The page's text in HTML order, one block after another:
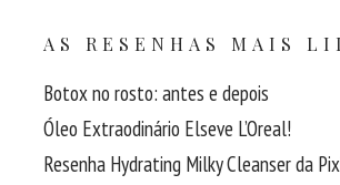
AS RESENHAS MAIS
Botox no rosto: antes e depois
Óleo Extraodinário Elseve L’Oreal!
Resenha Hydrating Milky Cleanser da